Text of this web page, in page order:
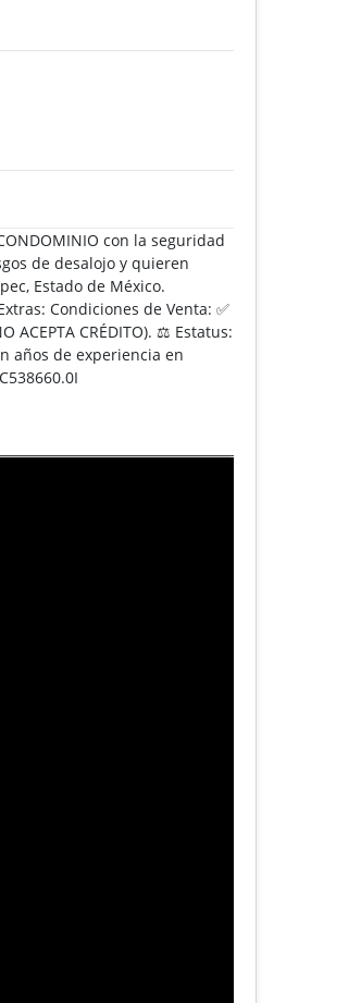
con la seguridad
de desalojo y quieren
Estado de México.
Condiciones de Venta: ✅
CRÉDITO). ⚖️ Estatus:
años de experiencia en